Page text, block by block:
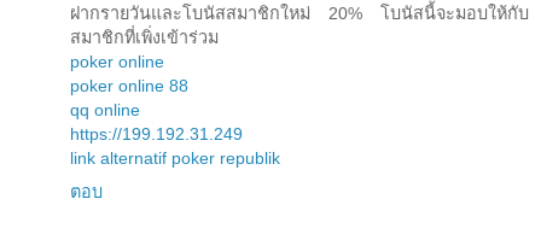
ฝากรายวันและโบนัสสมาชิกใหม่ 20% โบนัสนี้จะมอบให้กับ
สมาชิกที่เพิ่งเข้าร่วม
poker online
poker online 88
qq online
https://199.192.31.249
link alternatif poker republik
ตอบ